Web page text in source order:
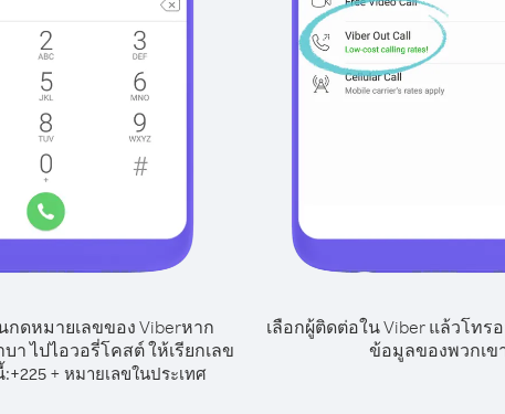
ดหมายเลขของ Viberหาก
า ไปไอวอรี่โคสต์ ให้เรียกเลข
:+225+ หมายเลขในประเทศ
เลือกผู้ติดต่อใน Viber แล้วโทร
ข้อมูลของพวกเข